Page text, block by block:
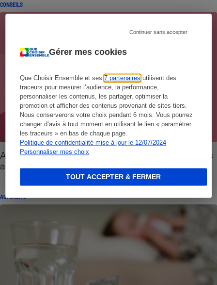
Gérer mes cookies
Que Choisir Ensemble et ses7 partenaires utilisent des
traceurs pour mesurer l’audience, la performance,
personnaliser les contenus, les partager, optimiser la
promotion et afficher des contenus provenant de sites tiers.
Nous conserverons votre choix pendant 6 mois. Vous pourrez
changer d’avis à tout moment en utilisant le lien « paramétrer
les traceurs » en bas de chaque page.
Politique de confidentialité mise à jour le 12/07/2024
Personnaliser mes choix
Continuer sans accepter
TOUT ACCEPTER & FERMER
CONSEILS
Antibiorésistance - Comment faire bon usage des
antibiotiques
ACTUALITÉ